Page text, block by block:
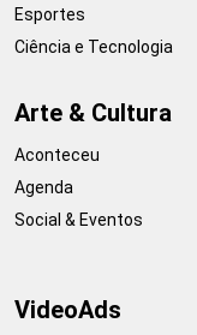
Esportes
Ciência e Tecnologia
Arte & Cultura
Aconteceu
Agenda
Social & Eventos
VideoAds